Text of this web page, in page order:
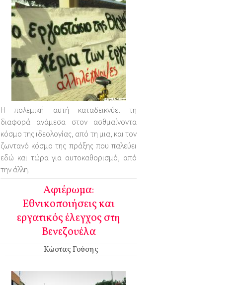
Η πολεμική αυτή καταδεικνύει τη
διαφορά ανάμεσα στον ασθμαίνοντα
κόσμο της ιδεολογίας, από τη μια, και τον
ζωντανό κόσμο της πράξης που παλεύει
εδώ και τώρα για αυτοκαθορισμό, από
την άλλη.
Αφιέρωμα:
Εθνικοποιήσεις και
εργατικός έλεγχος στη
Βενεζουέλα
Κώστας Γούσης